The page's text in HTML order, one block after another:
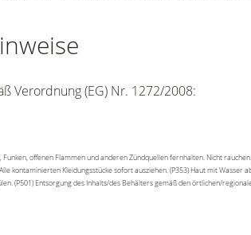
Verordnung (EG) Nr. 1272/2008:
Funken, offenen Flammen und anderen Zündquellen fernhalten. Nicht
kontaminierten Kleidungsstücke sofort ausziehen. (P353) Haut mit
(P501) Entsorgung des Inhalts/des Behälters gemäß den örtlichen/